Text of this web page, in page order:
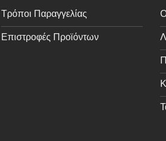
Τρόποι Παραγγελίας
Επιστροφές Προϊόντων